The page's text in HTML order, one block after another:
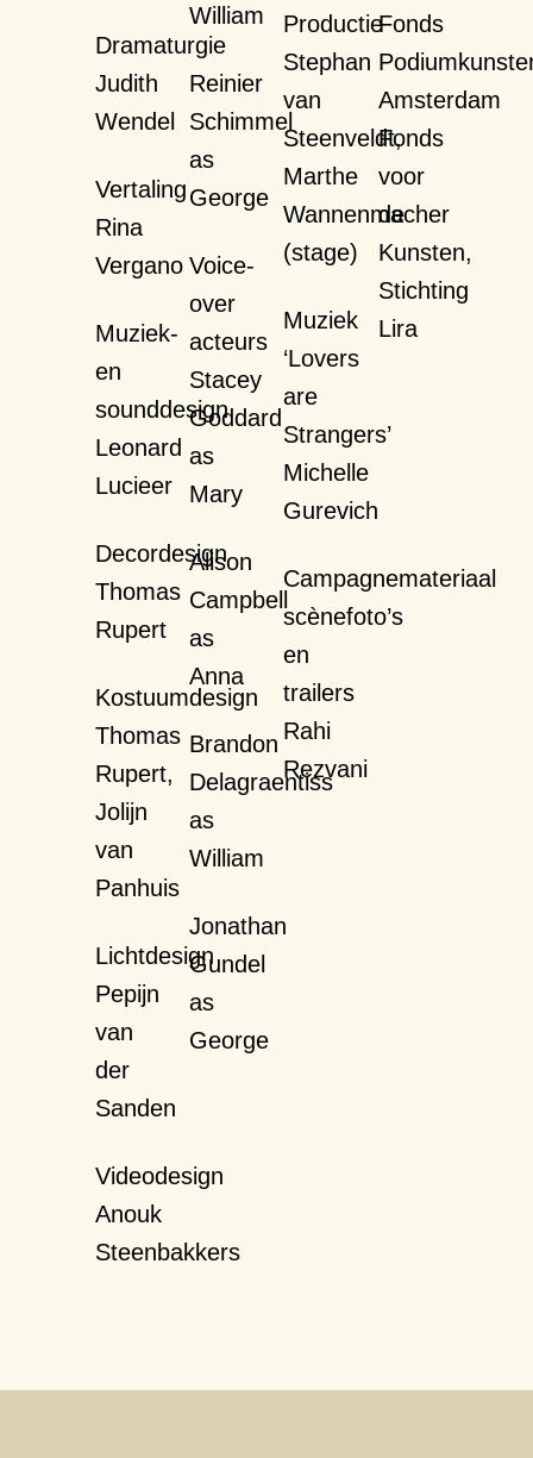
Dramaturgie
Judith
Wendel
Vertaling
Rina
Vergano
Muziek-
en
sounddesign
Leonard
Lucieer
Decordesign
Thomas
Rupert
Kostuumdesign
Thomas
Rupert,
Jolijn
van
Panhuis
Lichtdesign
Pepijn
van
der
Sanden
Videodesign
Anouk
Steenbakkers
William
Reinier
Schimmel
as
George
Voice-
over
acteurs
Stacey
Goddard
as
Mary
Alison
Campbell
as
Anna
Brandon
Delagraentiss
as
William
Jonathan
Gundel
as
George
Productie
Stephan
van
Steenveldt,
Marthe
Wannenmacher
(stage)
Muziek
‘Lovers
are
Strangers’
Michelle
Gurevich
Campagnemateriaal
scènefoto’s
en
trailers
Rahi
Rezvani
Fonds
Amsterdam
Fonds
voor
de
Kunsten,
Stichting
Lira